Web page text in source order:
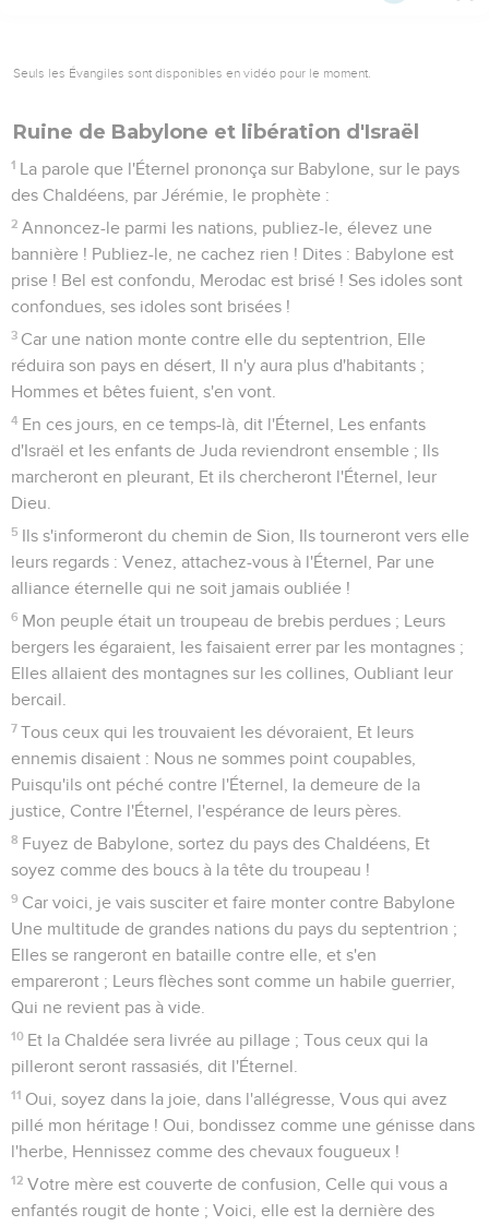
Seuls les Évangiles sont disponibles en vidéo pour le moment.
Ruine de Babylone et libération d'Israël
1 La parole que l'Éternel prononça sur Babylone, sur le pays
des Chaldéens, par Jérémie, le prophète :
2 Annoncez-le parmi les nations, publiez-le, élevez une
bannière ! Publiez-le, ne cachez rien ! Dites : Babylone est
prise ! Bel est confondu, Merodac est brisé ! Ses idoles sont
confondues, ses idoles sont brisées !
3 Car une nation monte contre elle du septentrion, Elle
réduira son pays en désert, Il n'y aura plus d'habitants ;
Hommes et bêtes fuient, s'en vont.
4 En ces jours, en ce temps-là, dit l'Éternel, Les enfants
d'Israël et les enfants de Juda reviendront ensemble ; Ils
marcheront en pleurant, Et ils chercheront l'Éternel, leur
Dieu.
5 Ils s'informeront du chemin de Sion, Ils tourneront vers elle
leurs regards : Venez, attachez-vous à l'Éternel, Par une
alliance éternelle qui ne soit jamais oubliée !
6 Mon peuple était un troupeau de brebis perdues ; Leurs
bergers les égaraient, les faisaient errer par les montagnes ;
Elles allaient des montagnes sur les collines, Oubliant leur
bercail.
7 Tous ceux qui les trouvaient les dévoraient, Et leurs
ennemis disaient : Nous ne sommes point coupables,
Puisqu'ils ont péché contre l'Éternel, la demeure de la
justice, Contre l'Éternel, l'espérance de leurs pères.
8 Fuyez de Babylone, sortez du pays des Chaldéens, Et
soyez comme des boucs à la tête du troupeau !
9 Car voici, je vais susciter et faire monter contre Babylone
Une multitude de grandes nations du pays du septentrion ;
Elles se rangeront en bataille contre elle, et s'en
empareront ; Leurs flèches sont comme un habile guerrier,
Qui ne revient pas à vide.
10 Et la Chaldée sera livrée au pillage ; Tous ceux qui la
pilleront seront rassasiés, dit l'Éternel.
11 Oui, soyez dans la joie, dans l'allégresse, Vous qui avez
pillé mon héritage ! Oui, bondissez comme une génisse dans
l'herbe, Hennissez comme des chevaux fougueux !
12 Votre mère est couverte de confusion, Celle qui vous a
enfantés rougit de honte ; Voici, elle est la dernière des